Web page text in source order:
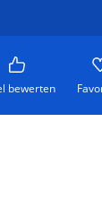
bewerten